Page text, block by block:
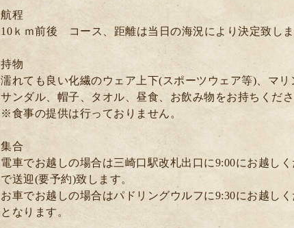
航程
10ｋｍ前後 コース、距離は当日の海況により決定致しま
持物
濡れても良い化繊のウェア上下(スポーツウェア等)、マ
サンダル、帽子、タオル、昼食、お飲み物をお持ちくださ
※食事の提供は行っておりません。
集合
電車でお越しの場合は三崎口駅改札出口に9:00にお越し
で送迎(要予約)致します。
お車でお越しの場合はパドリングウルフに9:30にお越し
となります。